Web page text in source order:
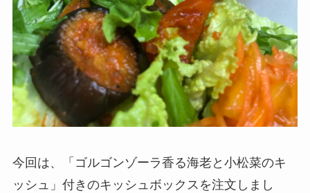
今回は、「ゴルゴンゾーラ香る海老と小松菜のキ
ッシュ」付きのキッシュボックスを注文しまし